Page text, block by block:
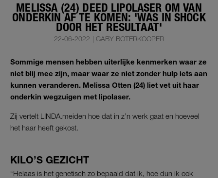
MELISSA (24) DEED LIPOLASER OM VAN
ONDERKIN AF TE KOMEN: 'WAS IN SHOCK
DOOR HET RESULTAAT'
22-06-2022 | GABY BOTERKOOPER
Sommige mensen hebben uiterlijke kenmerken waar ze
niet blij mee zijn, maar waar ze niet zonder hulp iets aan
kunnen veranderen. Melissa Otten (24) liet vet uit haar
onderkin wegzuigen met lipolaser.
Zij vertelt LINDA.meiden hoe dat in z’n werk gaat en hoeveel
het haar heeft gekost.
KILO’S GEZICHT
“Helaas is het genetisch zo bepaald dat ik, hoe dun ik ook